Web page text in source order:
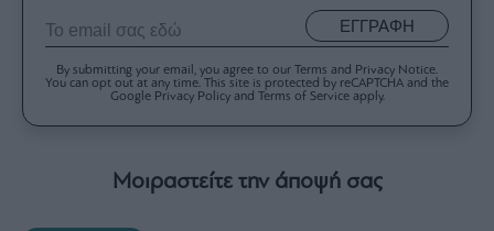
ΕΓΓΡΑΦΗ
By submitting your email, you agree to our Terms and Privacy Notice.
You can opt out at any time. This site is protected by reCAPTCHA and the
Google Privacy Policy and Terms of Service apply.
Μοιραστείτε την άποψή σας